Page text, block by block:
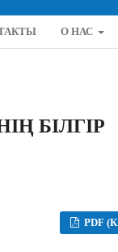
О НАС
БІЛГІР
PDF